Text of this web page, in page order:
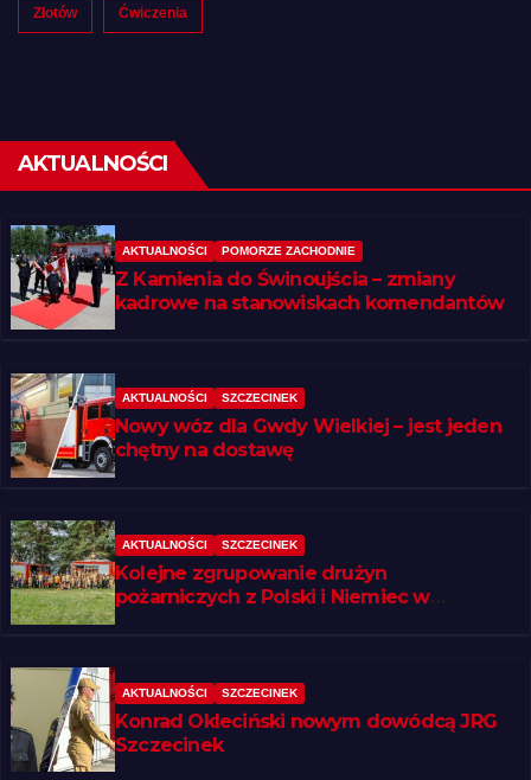
Złotów Ćwiczenia
AKTUALNOŚCI
AKTUALNOŚCI POMORZE ZACHODNIE
Z Kamienia do Świnoujścia – zmiany
kadrowe na stanowiskach komendantów
AKTUALNOŚCI SZCZECINEK
Nowy wóz dla Gwdy Wielkiej – jest jeden
chętny na dostawę
AKTUALNOŚCI SZCZECINEK
Kolejne zgrupowanie drużyn
pożarniczych z Polski i Niemiec w
AKTUALNOŚCI SZCZECINEK
Konrad Okleciński nowym dowódcą JRG
Szczecinek